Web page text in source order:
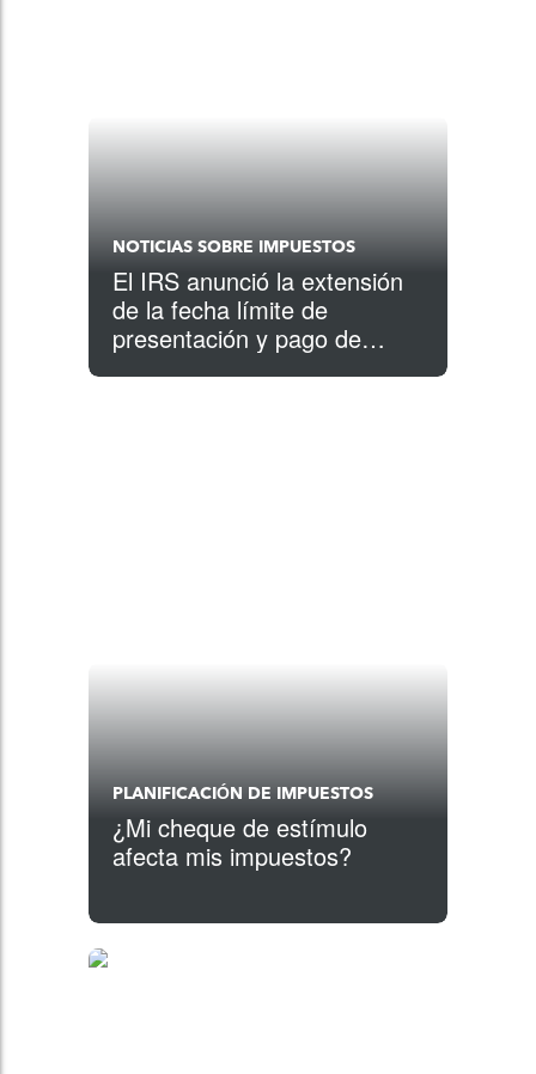
NOTICIAS SOBRE IMPUESTOS
El IRS anunció la extensión
de la fecha límite de
presentación y pago de
PLANIFICACIÓN DE IMPUESTOS
¿Mi cheque de estímulo
afecta mis impuestos?